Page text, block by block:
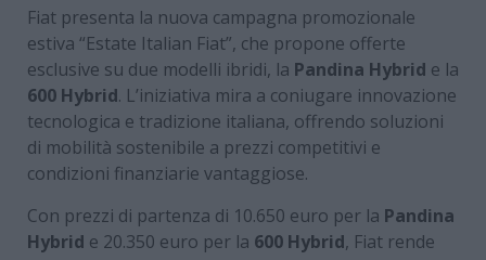
Fiat presenta la nuova campagna promozionale
estiva “Estate Italian Fiat”, che propone offerte
esclusive su due modelli ibridi, la Pandina Hybrid e la
600 Hybrid. L’iniziativa mira a coniugare innovazione
tecnologica e tradizione italiana, offrendo soluzioni
di mobilità sostenibile a prezzi competitivi e
condizioni finanziarie vantaggiose.
Con prezzi di partenza di 10.650 euro per la Pandina
Hybrid e 20.350 euro per la 600 Hybrid, Fiat rende